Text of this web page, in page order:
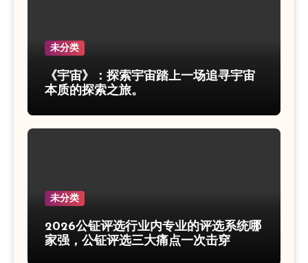
未分类
《宇宙》：探索宇宙踏上一场追寻宇宙
本质的探索之旅。
未分类
2026公钲评选行业内专业的评选系统哪
家强，公钲评选三大痛点一次击穿